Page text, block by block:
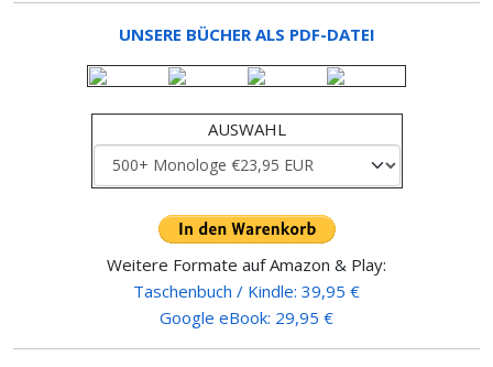
UNSERE BÜCHER ALS PDF-DATEI
AUSWAHL
Weitere Formate auf Amazon & Play:
Taschenbuch / Kindle: 39,95 €
Google eBook: 29,95 €